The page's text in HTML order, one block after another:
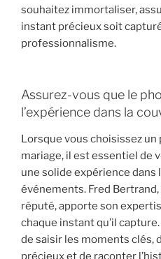
souhaitez immortaliser,
instant précieux soit
professionnalisme.
Assurez-vous que le
l’expérience dans la
Lorsque vous choisissez
mariage, il est essentiel de
une solide expérience dans
événements. Fred
réputé, apporte son
chaque instant qu’il
de saisir les moments clés,
précieux et de raconter